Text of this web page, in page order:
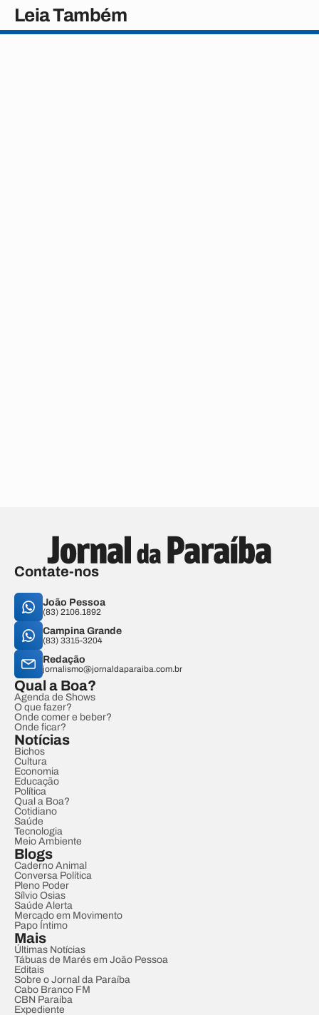
Leia Também
Contate-nos
João Pessoa
(83) 2106.1892
Campina Grande
(83) 3315-3204
Redação
jornalismo@jornaldaparaiba.com.br
Qual a Boa?
Agenda de Shows
O que fazer?
Onde comer e beber?
Onde ficar?
Notícias
Bichos
Cultura
Economia
Educação
Política
Qual a Boa?
Cotidiano
Saúde
Tecnologia
Meio Ambiente
Blogs
Caderno Animal
Conversa Política
Pleno Poder
Sílvio Osias
Saúde Alerta
Mercado em Movimento
Papo Íntimo
Mais
Últimas Notícias
Tábuas de Marés em João Pessoa
Editais
Sobre o Jornal da Paraíba
Cabo Branco FM
CBN Paraíba
Expediente